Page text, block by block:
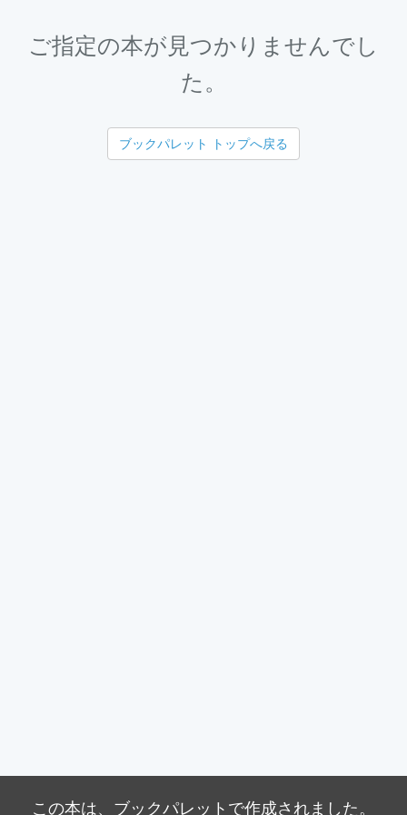
ご指定の本が見つかりませんでし
た。
ブックパレット トップへ戻る
この本は、 ブックパレット で作成されました。